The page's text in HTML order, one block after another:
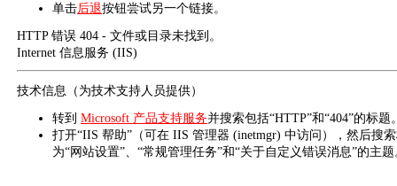
单击后退按钮尝试另一个链接。
HTTP 错误 404 - 文件或目录未找到。
Internet 信息服务 (IIS)
技术信息（为技术支持人员提供）
转到 Microsoft 产品支持服务并搜索包括“HTTP”和“404”的标题
打开“IIS 帮助”（可在 IIS 管理器 (inetmgr) 中访问），然后搜
为“网站设置”、“常规管理任务”和“关于自定义错误消息”的主题